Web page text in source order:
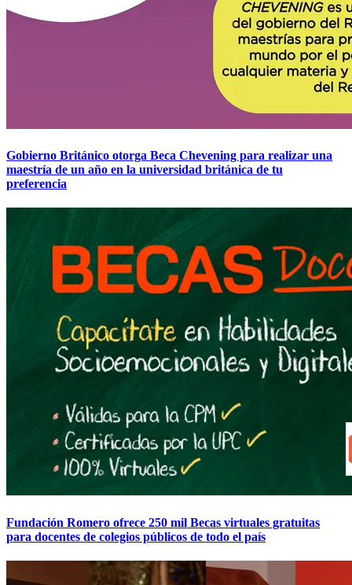
Gobierno Británico otorga Beca Chevening para realizar una
maestría de un año en la universidad británica de tu
preferencia
Fundación Romero ofrece 250 mil Becas virtuales gratuitas
para docentes de colegios públicos de todo el país